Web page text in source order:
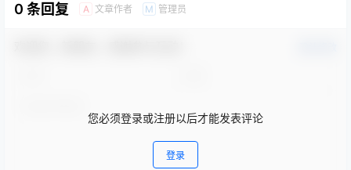
0 条回复 A 文章作者 M 管理员
您必须登录或注册以后才能发表评论
登录